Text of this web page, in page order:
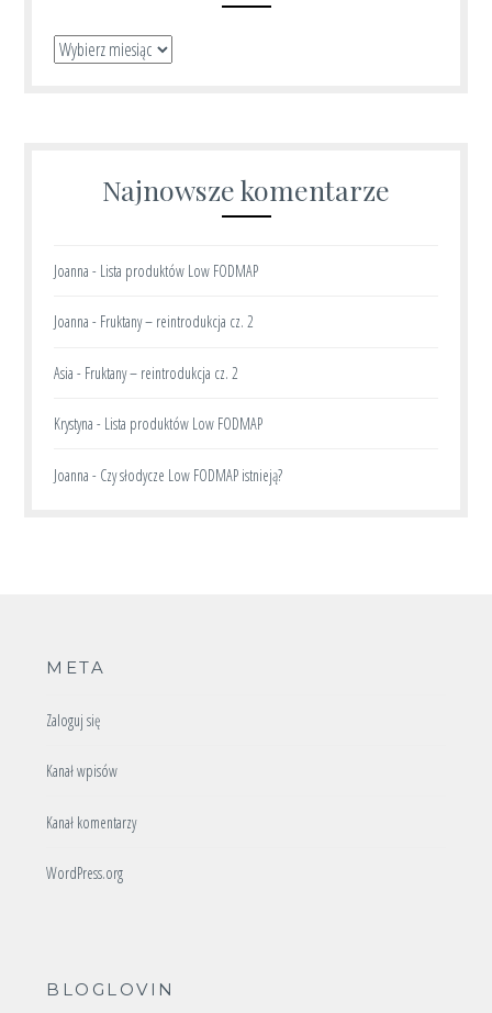
Archiwa
Najnowsze komentarze
Joanna - Lista produktów Low FODMAP
Joanna - Fruktany – reintrodukcja cz. 2
Asia - Fruktany – reintrodukcja cz. 2
Krystyna - Lista produktów Low FODMAP
Joanna - Czy słodycze Low FODMAP istnieją?
META
Zaloguj się
Kanał wpisów
Kanał komentarzy
WordPress.org
BLOGLOVIN